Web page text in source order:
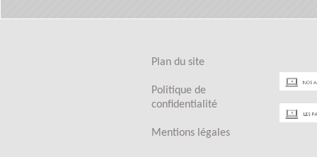
Plan du site
Politique de
confidentialité
Mentions légales